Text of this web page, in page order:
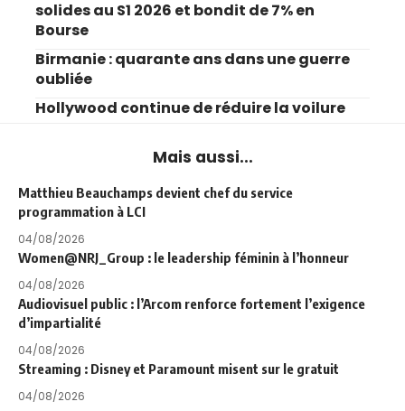
solides au S1 2026 et bondit de 7% en
Bourse
Birmanie : quarante ans dans une guerre
oubliée
Hollywood continue de réduire la voilure
Mais aussi...
Matthieu Beauchamps devient chef du service
programmation à LCI
04/08/2026
Women@NRJ_Group : le leadership féminin à l’honneur
04/08/2026
Audiovisuel public : l’Arcom renforce fortement l’exigence
d’impartialité
04/08/2026
Streaming : Disney et Paramount misent sur le gratuit
04/08/2026